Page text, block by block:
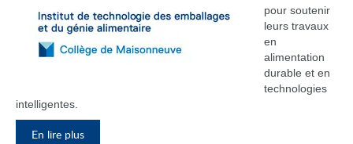
pour soutenir
leurs travaux
en
alimentation
durable et en
technologies
intelligentes.
En lire plus